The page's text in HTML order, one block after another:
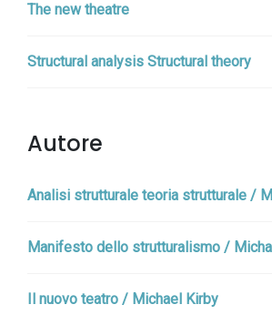
The new theatre
Structural analysis Structural theory
Autore
Analisi strutturale teoria strutturale /
Manifesto dello strutturalismo /
Il nuovo teatro / Michael Kirby